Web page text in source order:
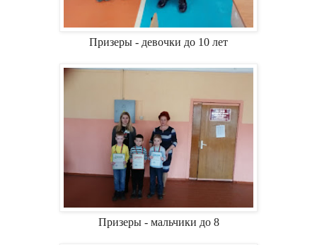
Призеры - девочки до 10 лет
Призеры - мальчики до 8